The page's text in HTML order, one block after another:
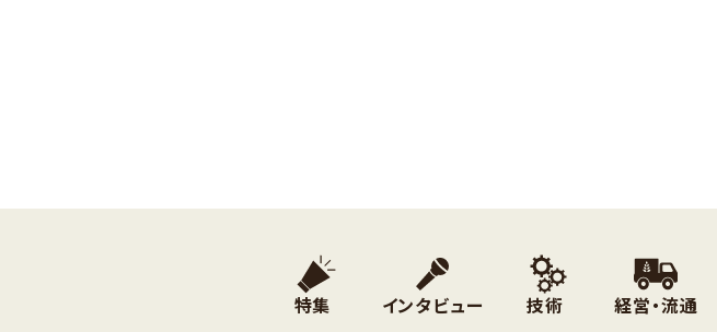
特集 インタビュー 技術 経営・流通